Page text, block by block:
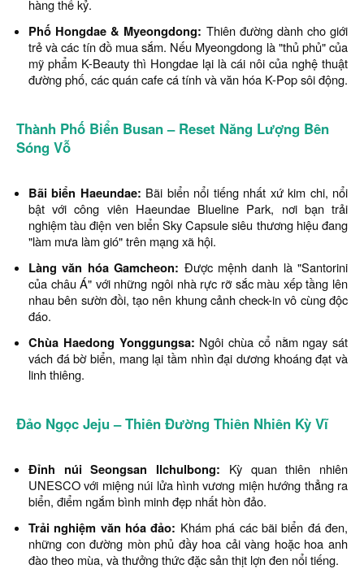
hàng thế kỷ.
Phố Hongdae & Myeongdong: Thiên đường dành cho giới
trẻ và các tín đồ mua sắm. Nếu Myeongdong là "thủ phủ" của
mỹ phẩm K-Beauty thì Hongdae lại là cái nôi của nghệ thuật
đường phố, các quán cafe cá tính và văn hóa K-Pop sôi động.
Thành Phố Biển Busan – Reset Năng Lượng Bên
Sóng Vỗ
Bãi biển Haeundae: Bãi biển nổi tiếng nhất xứ kim chi, nổi
bật với công viên Haeundae Blueline Park, nơi bạn trải
nghiệm tàu điện ven biển Sky Capsule siêu thương hiệu đang
"làm mưa làm gió" trên mạng xã hội.
Làng văn hóa Gamcheon: Được mệnh danh là "Santorini
của châu Á" với những ngôi nhà rực rỡ sắc màu xếp tầng lên
nhau bên sườn đồi, tạo nên khung cảnh check-in vô cùng độc
đáo.
Chùa Haedong Yonggungsa: Ngôi chùa cổ nằm ngay sát
vách đá bờ biển, mang lại tầm nhìn đại dương khoáng đạt và
linh thiêng.
Đảo Ngọc Jeju – Thiên Đường Thiên Nhiên Kỳ Vĩ
Đỉnh núi Seongsan Ilchulbong: Kỳ quan thiên nhiên
UNESCO với miệng núi lửa hình vương miện hướng thẳng ra
biển, điểm ngắm bình minh đẹp nhất hòn đảo.
Trải nghiệm văn hóa đảo: Khám phá các bãi biển đá đen,
những con đường mòn phủ đầy hoa cải vàng hoặc hoa anh
đào theo mùa, và thưởng thức đặc sản thịt lợn đen nổi tiếng.